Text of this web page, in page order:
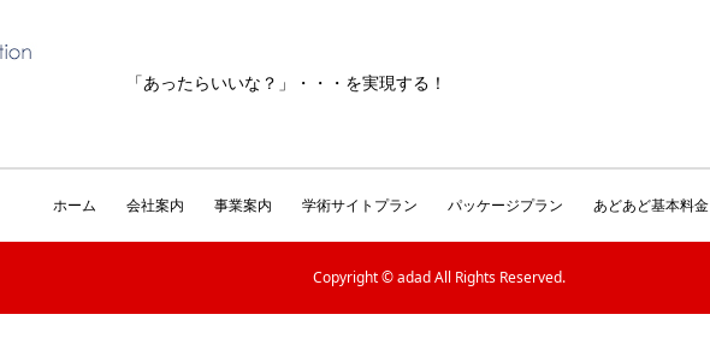
「あったらいいな？」・・・を実現する！
ホーム 会社案内 事業案内 学術サイトプラン パッケージプラン あどあど基本料金
Copyright © adad All Rights Reserved.